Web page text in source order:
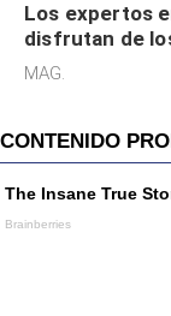
Los expertos
disfrutan de
sensibilidad a
MAG.